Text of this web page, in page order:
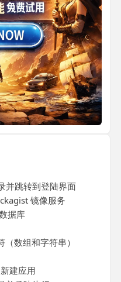
并跳转到登陆界面
镜像服务
据库
数组和字符串）
建应用